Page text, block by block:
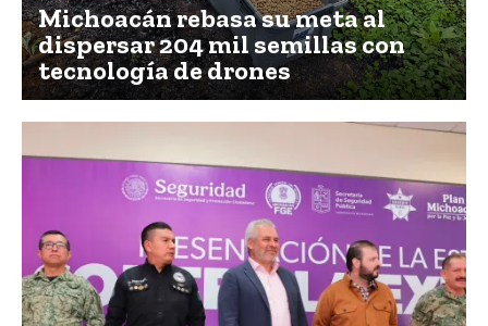
Michoacán rebasa su meta al
dispersar 204 mil semillas con
tecnología de drones